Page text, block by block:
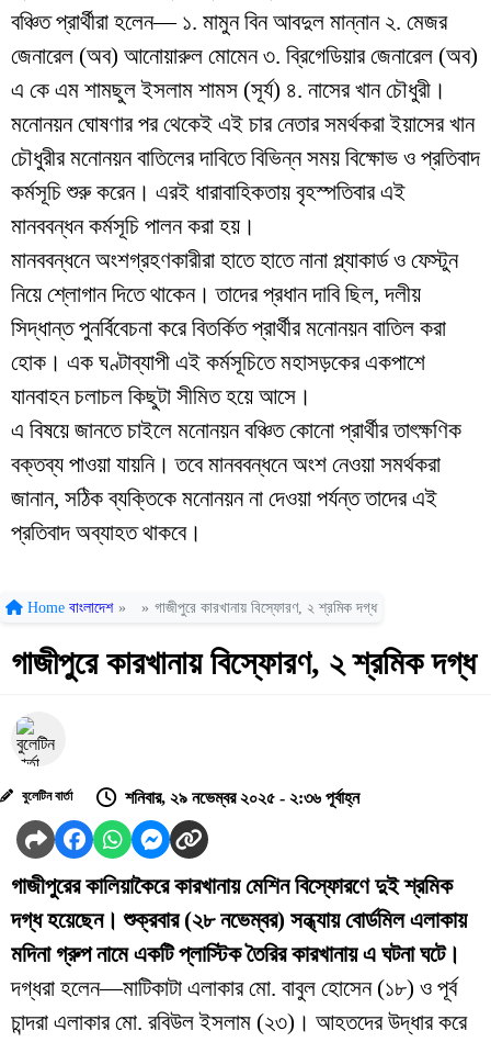
বঞ্চিত প্রার্থীরা হলেন— ১. মামুন বিন আবদুল মান্নান ২. মেজর
জেনারেল (অব) আনোয়ারুল মোমেন ৩. ব্রিগেডিয়ার জেনারেল (অব)
এ কে এম শামছুল ইসলাম শামস (সূর্য) ৪. নাসের খান চৌধুরী।
মনোনয়ন ঘোষণার পর থেকেই এই চার নেতার সমর্থকরা ইয়াসের খান
চৌধুরীর মনোনয়ন বাতিলের দাবিতে বিভিন্ন সময় বিক্ষোভ ও প্রতিবাদ
কর্মসূচি শুরু করেন। এরই ধারাবাহিকতায় বৃহস্পতিবার এই
মানববন্ধন কর্মসূচি পালন করা হয়।
মানববন্ধনে অংশগ্রহণকারীরা হাতে হাতে নানা প্ল্যাকার্ড ও ফেস্টুন
নিয়ে শ্লোগান দিতে থাকেন। তাদের প্রধান দাবি ছিল, দলীয়
সিদ্ধান্ত পুনর্বিবেচনা করে বিতর্কিত প্রার্থীর মনোনয়ন বাতিল করা
হোক। এক ঘণ্টাব্যাপী এই কর্মসূচিতে মহাসড়কের একপাশে
যানবাহন চলাচল কিছুটা সীমিত হয়ে আসে।
এ বিষয়ে জানতে চাইলে মনোনয়ন বঞ্চিত কোনো প্রার্থীর তাৎক্ষণিক
বক্তব্য পাওয়া যায়নি। তবে মানববন্ধনে অংশ নেওয়া সমর্থকরা
জানান, সঠিক ব্যক্তিকে মনোনয়ন না দেওয়া পর্যন্ত তাদের এই
প্রতিবাদ অব্যাহত থাকবে।
Home বাংলাদেশ » » গাজীপুরে কারখানায় বিস্ফোরণ, ২ শ্রমিক দগ্ধ
গাজীপুরে কারখানায় বিস্ফোরণ, ২ শ্রমিক দগ্ধ
বুলেটিন বার্তা শনিবার, ২৯ নভেম্বর ২০২৫ - ২:৩৬ পূর্বাহ্ন
গাজীপুরের কালিয়াকৈরে কারখানায় মেশিন বিস্ফোরণে দুই শ্রমিক
দগ্ধ হয়েছেন। শুক্রবার (২৮ নভেম্বর) সন্ধ্যায় বোর্ডমিল এলাকায়
মদিনা গ্রুপ নামে একটি প্লাস্টিক তৈরির কারখানায় এ ঘটনা ঘটে।
দগ্ধরা হলেন—মাটিকাটা এলাকার মো. বাবুল হোসেন (১৮) ও পূর্ব
চান্দরা এলাকার মো. রবিউল ইসলাম (২৩)। আহতদের উদ্ধার করে